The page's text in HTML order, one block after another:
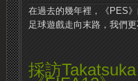
在過去的幾年裡，《PES
足球遊戲走向末路，我們
採訪